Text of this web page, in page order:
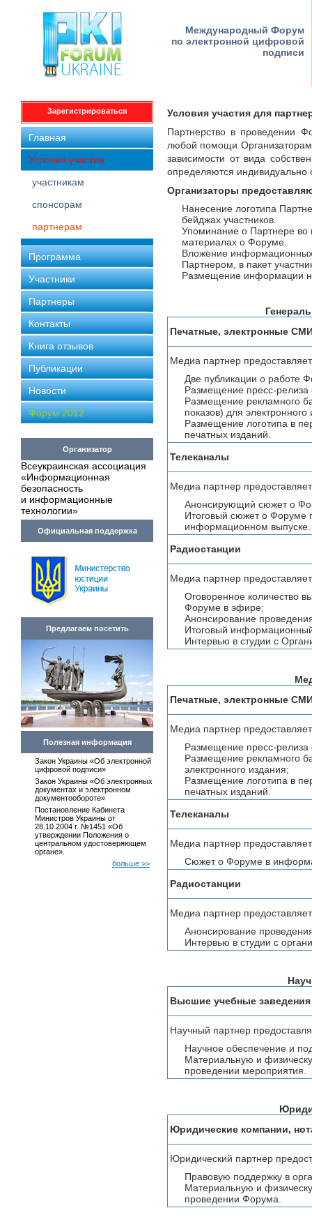
Международный Форум
по электронной цифровой
подписи
Зарегистрироваться
Главная
Условия участия
участникам
спонсорам
партнерам
Программа
Участники
Партнеры
Контакты
Книга отзывов
Публикации
Новости
Форум 2012
Организатор
Всеукраинская ассоциация
«Информационная
безопасность
и информационные
технологии»
Официальная поддержка
Предлагаем посетить
Полезная информация
Закон Украины «Об электронной
цифровой подписи»
Закон Украины «Об электронных
документах и электронном
документообороте»
Постановление Кабинета
Министров Украины от
28.10.2004 г. №1451 «Об
утверждении Положения о
центральном удостоверяющем
органе».
больше >>
Условия участия для
Партнерство в проведении
любой помощи
зависимости от вида
определяются
Организаторы
Нанесение логотипа
бейджах участников.
Упоминание о Партнере во
материалах о Форуме.
Вложение
Партнером, в пакет
Размещение информации
Печатные, электронные
Медиа партнер
Две публикации о работе
Размещение пресс-
Размещение рекламного
показов) для электронного
Размещение логотипа в
печатных изданий.
Телеканалы
Медиа партнер
Анонсирующий сюжет о
Итоговый сюжет о Форуме
информационном выпуске.
Радиостанции
Медиа партнер
Оговоренное количество
Форуме в эфире;
Анонсирование
Итоговый
Интервью в студии с
Печатные, электронные
Медиа партнер
Размещение пресс-
Размещение рекламного
электронного издания;
Размещение логотипа в
печатных изданий.
Телеканалы
Медиа партнер
Сюжет о Форуме в
Радиостанции
Медиа партнер
Анонсирование
Интервью в студии с
Высшие учебные заведения
Научный партнер
Научное обеспечение и
Материальную и
проведении мероприятия.
Юридические компании,
Юридический партнер
Правовую поддержку в
Материальную и
проведении Форума.